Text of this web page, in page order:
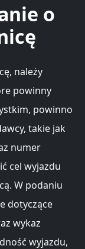
o
należy
powinny
powinno
takie jak
numer
cel wyjazdu
W podaniu
dotyczące
wykaz
wyjazdu,